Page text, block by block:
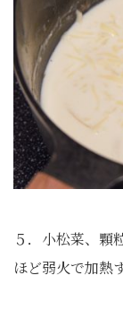
５．小松菜、顆
ほど弱火で加熱